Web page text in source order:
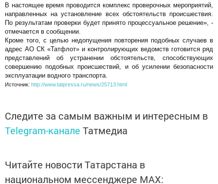
В настоящее время проводится комплекс проверочных мероприятий,
направленных на установление всех обстоятельств происшествия.
По результатам проверки будет принято процессуальное решение», -
отмечается в сообщении.
Кроме того, с целью недопущения повторения подобных случаев в
адрес АО СК «Татфлот» и контролирующих ведомств готовится ряд
представлений об устранении обстоятельств, способствующих
совершению подобных происшествий, и об усилении безопасности
эксплуатации водного транспорта.
Источник: http://www.tatpressa.ru/news/25713.html
Следите за самым важным и интересным в
Telegram-канале Татмедиа
Читайте новости Татарстана в
национальном мессенджере MАХ: